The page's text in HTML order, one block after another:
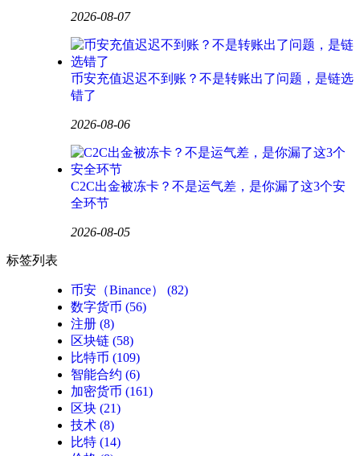
2026-08-07
币安充值迟迟不到账？不是转账出了问题，是链选
错了
2026-08-06
C2C出金被冻卡？不是运气差，是你漏了这3个安
全环节
2026-08-05
标签列表
币安（Binance）
(82)
数字货币 (56)
注册 (8)
区块链 (58)
比特币 (109)
智能合约 (6)
加密货币 (161)
区块 (21)
技术 (8)
比特 (14)